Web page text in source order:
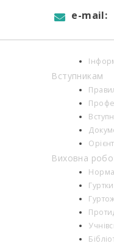
e-mail:
Вступникам
Виховна
Гуртки